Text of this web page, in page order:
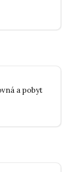
a pobyt